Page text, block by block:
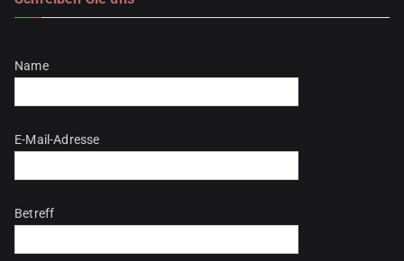
Name
E-Mail-Adresse
Betreff